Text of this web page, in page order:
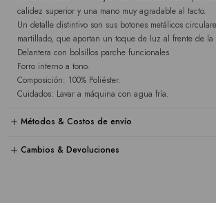
calidez superior y una mano muy agradable al tacto.
Un detalle distintivo son sus botones metálicos
martillado, que aportan un toque de luz al frente de la
Delantera con bolsillos parche funcionales
Forro interno a tono.
Composición: 100% Poliéster.
Cuidados: Lavar a máquina con agua fría.
Métodos & Costos de envío
Cambios & Devoluciones